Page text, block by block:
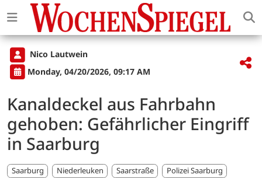
Nico Lautwein
Monday, 04/20/2026, 09:17 AM
Kanaldeckel aus Fahrbahn
gehoben: Gefährlicher Eingriff
in Saarburg
Saarburg Niederleuken Saarstraße
Polizei Saarburg